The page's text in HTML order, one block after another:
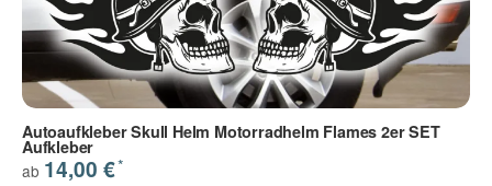
Autoaufkleber Skull Helm Motorradhelm Flames 2er SET
Aufkleber
ab 14,00 €*